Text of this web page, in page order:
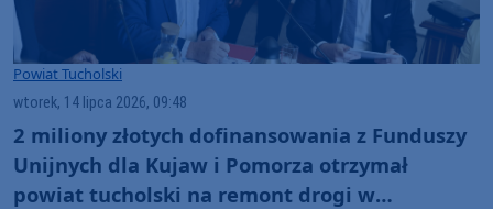
Powiat Tucholski
wtorek, 14 lipca 2026, 09:48
2 miliony złotych dofinansowania z Funduszy
Unijnych dla Kujaw i Pomorza otrzymał
powiat tucholski na remont drogi w